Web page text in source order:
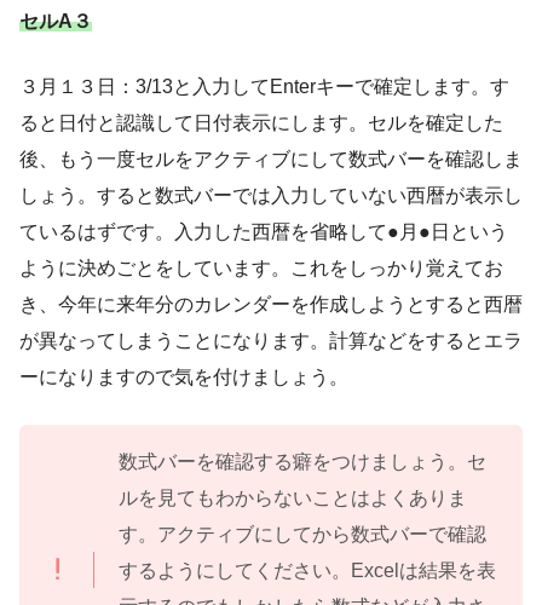
セルA３
３月１３日：3/13と入力してEnterキーで確定します。す
ると日付と認識して日付表示にします。セルを確定した
後、もう一度セルをアクティブにして数式バーを確認しま
しょう。すると数式バーでは入力していない西暦が表示し
ているはずです。入力した西暦を省略して●月●日という
ように決めごとをしています。これをしっかり覚えてお
き、今年に来年分のカレンダーを作成しようとすると西暦
が異なってしまうことになります。計算などをするとエラ
ーになりますので気を付けましょう。
数式バーを確認する癖をつけましょう。セ
ルを見てもわからないことはよくありま
す。アクティブにしてから数式バーで確認
するようにしてください。Excelは結果を表